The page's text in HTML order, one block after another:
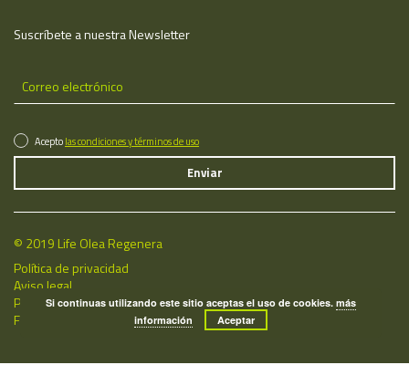
Suscríbete a nuestra Newsletter
Aceptolas condiciones y términos de uso
© 2019 Life Olea Regenera
Política de privacidad
Aviso legal
Política de cookies
Fecha de última actualización: 07/08/2026
Si continuas utilizando este sitio aceptas el uso de cookies.más
información
Aceptar